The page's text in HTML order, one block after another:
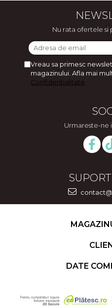
Nu rata ofertele
Vreau sa primesc
magazinului. Afla mai
Confidentialitate
Urmareste-ne
DATE